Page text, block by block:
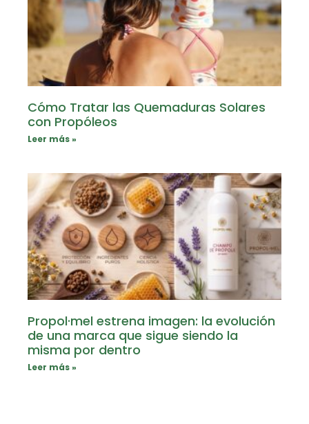
Cómo Tratar las Quemaduras Solares
con Propóleos
Leer más »
Propol·mel estrena imagen: la evolución
de una marca que sigue siendo la
misma por dentro
Leer más »